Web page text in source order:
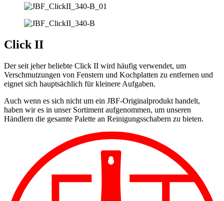
Click II
Der seit jeher beliebte Click II wird häufig verwendet, um
Verschmutzungen von Fenstern und Kochplatten zu entfernen und
eignet sich hauptsächlich für kleinere Aufgaben.
Auch wenn es sich nicht um ein JBF-Originalprodukt handelt,
haben wir es in unser Sortiment aufgenommen, um unseren
Händlern die gesamte Palette an Reinigungsschabern zu bieten.